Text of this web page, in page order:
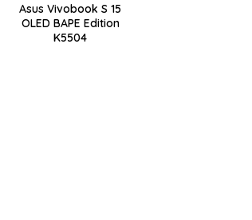
Asus Vivobook S 15
OLED BAPE Edition
K5504